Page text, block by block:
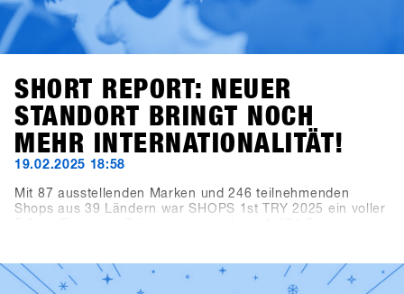
SHORT REPORT: NEUER
STANDORT BRINGT NOCH
MEHR INTERNATIONALITÄT!
19.02.2025 18:58
Mit 87 ausstellenden Marken und 246 teilnehmenden
Shops aus 39 Ländern war SHOPS 1st TRY 2025 ein voller
verzeichneten dank des digitalen Verleihsystems CANDY
zusammen mehr als 10.000 Verleihvorgänge. Kurzum: